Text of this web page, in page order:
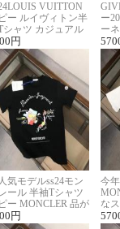
VUITTON
ー ルイヴィトン半
シャツ カジュアル
染む 2色展開
円
ー
ー
ー
気モデルss24モン
ール 半袖Tシャツ
ー MONCLER 品が
見た目
円
今
な
ル